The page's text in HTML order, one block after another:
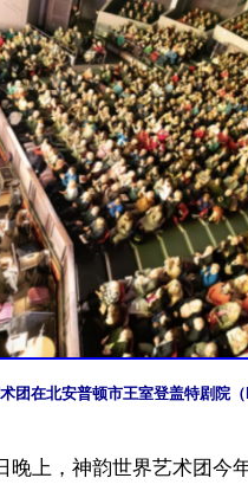
团在北安普顿市王室登盖特剧院
晚上，神韵世界艺术团今